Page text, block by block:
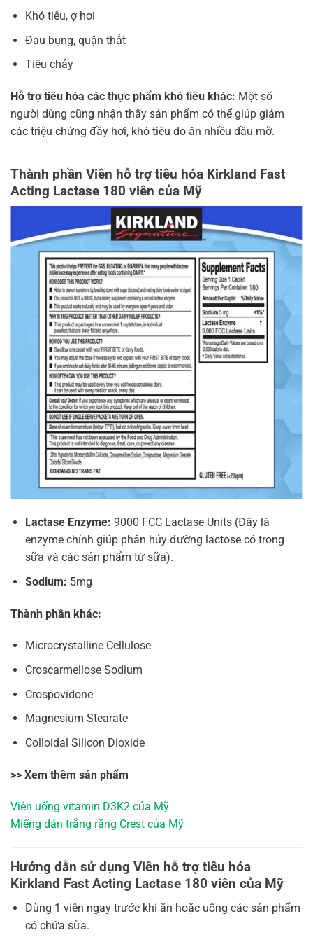
Khó tiêu, ợ hơi
Đau bụng, quặn thắt
Tiêu chảy
Hỗ trợ tiêu hóa các thực phẩm khó tiêu khác: Một số
người dùng cũng nhận thấy sản phẩm có thể giúp giảm
các triệu chứng đầy hơi, khó tiêu do ăn nhiều dầu mỡ.
Thành phần Viên hỗ trợ tiêu hóa Kirkland Fast
Acting Lactase 180 viên của Mỹ
Lactase Enzyme: 9000 FCC Lactase Units (Đây là
enzyme chính giúp phân hủy đường lactose có trong
sữa và các sản phẩm từ sữa).
Sodium: 5mg
Thành phần khác:
Microcrystalline Cellulose
Croscarmellose Sodium
Crospovidone
Magnesium Stearate
Colloidal Silicon Dioxide
>> Xem thêm sản phẩm
Viên uống vitamin D3K2 của Mỹ
Miếng dán trắng răng Crest của Mỹ
Hướng dẫn sử dụng Viên hỗ trợ tiêu hóa
Kirkland Fast Acting Lactase 180 viên của Mỹ
Dùng 1 viên ngay trước khi ăn hoặc uống các sản phẩm
có chứa sữa.